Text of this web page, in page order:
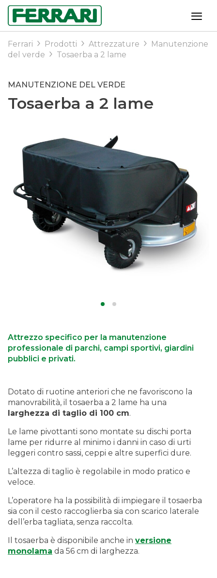
Ferrari Prodotti Attrezzature
Manutenzione
del verde
Tosaerba a 2 lame
MANUTENZIONE DEL VERDE
Tosaerba a 2 lame
Attrezzo specifico per la manutenzione
professionale di parchi, campi sportivi, giardini
pubblici e privati.
Dotato di ruotine anteriori che ne favoriscono la
manovrabilità, il tosaerba a 2 lame ha una
larghezza di taglio di 100 cm.
Le lame pivottanti sono montate su dischi porta
lame per ridurre al minimo i danni in caso di urti
leggeri contro sassi, ceppi e altre superfici dure.
L’altezza di taglio è regolabile in modo pratico e
veloce.
L’operatore ha la possibilità di impiegare il tosaerba
sia con il cesto raccoglierba sia con scarico laterale
dell’erba tagliata, senza raccolta.
Il tosaerba è disponibile anche in versione
monolama da 56 cm di larghezza.